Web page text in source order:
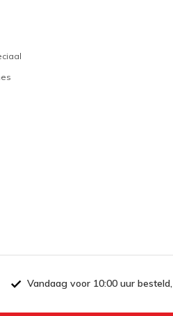
Vandaag voor 10:00 uur besteld,